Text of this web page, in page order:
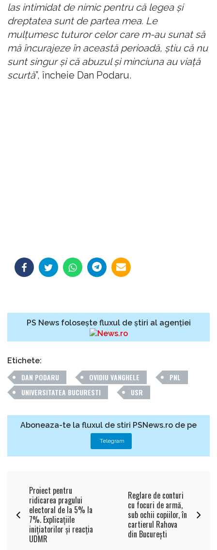
las intimidat de nimic pentru că legea şi
dreptatea sunt de partea mea. Le
mulţumesc tuturor celor care m-au sunat să
mă încurajeze în această perioadă, ştiu că nu
sunt singur şi că abuzul şi minciuna au viaţă
scurtă”, încheie Dan Podaru.
PS News folosește fluxul de știri al agenției
Etichete:
DAN PODARU OVIDIU VANGHELE
PNL
UNIVERSITATEA BUCURESTI
USR
Aboneaza-te la fluxul de stiri PSNews.ro de pe
Telegram
Proiect pentru
ridicarea pragului
electoral de la 5% la
7%. Explicațiile
inițiatorilor și reacția
UDMR
Reglare de conturi
cu focuri de armă,
sub ochii copiilor, în
cartierul Rahova
din Bucureşti